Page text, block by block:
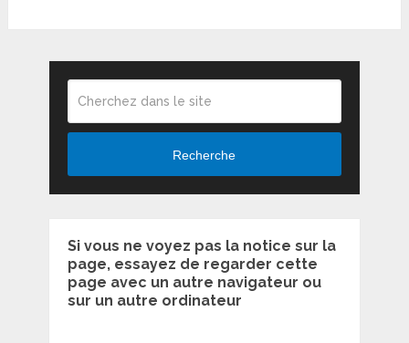
Recherche
Si vous ne voyez pas la notice sur la
page, essayez de regarder cette
page avec un autre navigateur ou
sur un autre ordinateur